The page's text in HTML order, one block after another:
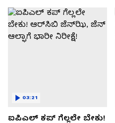
ಐಪಿಎಲ್ ಕಪ್‌ ಗೆಲ್ಲಲೇ ಬೇಕು!
03:21